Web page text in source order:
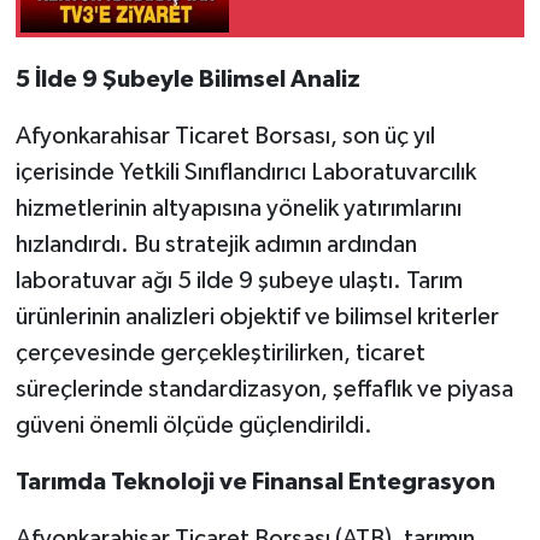
5 İlde 9 Şubeyle Bilimsel Analiz
Afyonkarahisar Ticaret Borsası, son üç yıl
içerisinde Yetkili Sınıflandırıcı Laboratuvarcılık
hizmetlerinin altyapısına yönelik yatırımlarını
hızlandırdı. Bu stratejik adımın ardından
laboratuvar ağı 5 ilde 9 şubeye ulaştı. Tarım
ürünlerinin analizleri objektif ve bilimsel kriterler
çerçevesinde gerçekleştirilirken, ticaret
süreçlerinde standardizasyon, şeffaflık ve piyasa
güveni önemli ölçüde güçlendirildi.
Tarımda Teknoloji ve Finansal Entegrasyon